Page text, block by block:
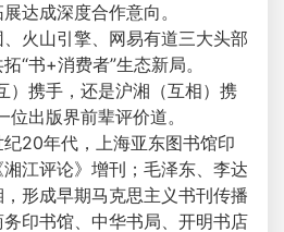
达成深度合作意向。
山引擎、网易有道三大头部
“书+消费者”生态新局。
携手，还是沪湘（互相）携
出版界前辈评价道。
20年代，上海亚东图书馆印
江评论》增刊；毛泽东、李达
形成早期马克思主义书刊传播
印书馆、中华书局、开明书店